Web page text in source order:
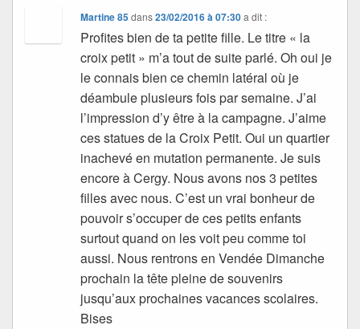
Martine 85dans23/02/2016 à 07:30 a dit :
Profites bien de ta petite fille. Le titre « la
croix petit » m’a tout de suite parlé. Oh oui je
le connais bien ce chemin latéral où je
déambule plusieurs fois par semaine. J’ai
l’impression d’y être à la campagne. J’aime
ces statues de la Croix Petit. Oui un quartier
inachevé en mutation permanente. Je suis
encore à Cergy. Nous avons nos 3 petites
filles avec nous. C’est un vrai bonheur de
pouvoir s’occuper de ces petits enfants
surtout quand on les voit peu comme toi
aussi. Nous rentrons en Vendée Dimanche
prochain la tête pleine de souvenirs
jusqu’aux prochaines vacances scolaires.
Bises